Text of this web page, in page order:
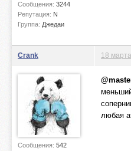
Сообщения: 3244
Репутация: N
Группа: Джедаи
Crank
Сообщения: 542
18
любая